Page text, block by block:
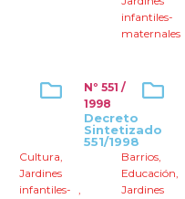
infantiles-
maternales
Nº 551 /
1998
Decreto
Sintetizado
551/1998
Cultura,
Jardines
infantiles- ,
Barrios,
Educación,
Jardines